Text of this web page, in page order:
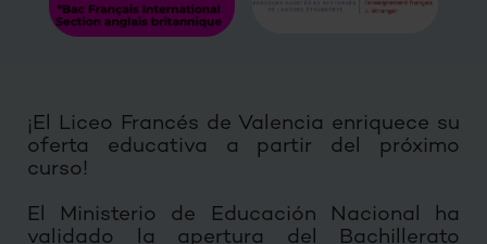
¡El Liceo Francés de Valencia enriquece su
oferta educativa a partir del próximo
curso!
El Ministerio de Educación Nacional ha
validado la apertura del Bachillerato